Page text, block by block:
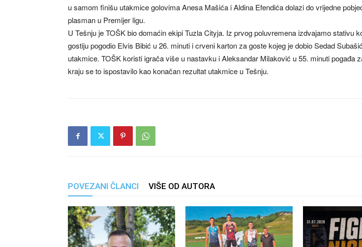
u samom finišu utakmice golovima Anesa Mašića i Aldina Efendića dolazi do vrijedne
plasman u Premijer ligu.
U Tešnju je TOŠK bio domaćin ekipi Tuzla Cityja. Iz prvog poluvremena izdvajamo stativu
gostiju pogodio Elvis Bibić u 26. minuti i crveni karton za goste kojeg je dobio Sedad
utakmice. TOŠK koristi igrača više u nastavku i Aleksandar Milaković u 55. minuti pogađa
kraju se to ispostavilo kao konačan rezultat utakmice u Tešnju.
POVEZANI ČLANCI VIŠE OD AUTORA